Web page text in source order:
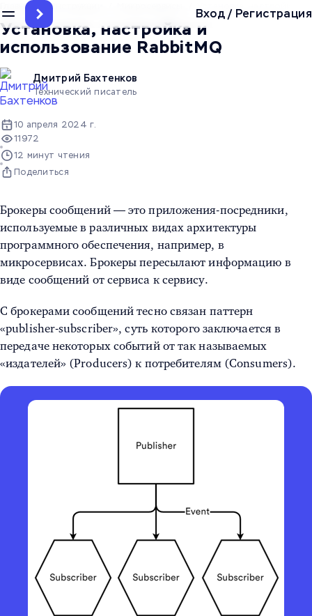
Вход/ Регистрация
Главная Инструкции
Установка, настройка и
использование RabbitMQ
Дмитрий Бахтенков
Технический писатель
10 апреля 2024 г.
11972
12 минут чтения
Поделиться
Брокеры сообщений — это приложения-посредники,
используемые в различных видах архитектуры
программного обеспечения, например, в
микросервисах. Брокеры пересылают информацию в
виде сообщений от сервиса к сервису.
С брокерами сообщений тесно связан паттерн
«publisher-subscriber», суть которого заключается в
передаче некоторых событий от так называемых
«издателей» (Producers) к потребителям (Consumers).